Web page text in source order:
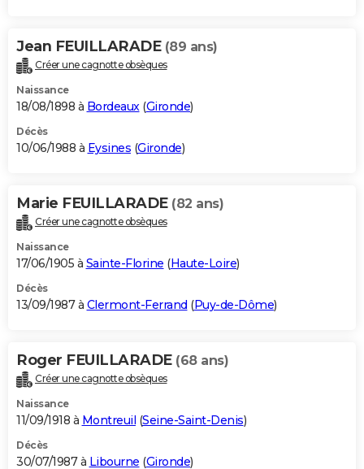
Jean FEUILLARADE (89 ans)
Créer une cagnotte obsèques
Naissance
18/08/1898 à Bordeaux(Gironde)
Décès
10/06/1988 à Eysines (Gironde)
Marie FEUILLARADE (82 ans)
Créer une cagnotte obsèques
Naissance
17/06/1905 à Sainte-Florine (Haute-Loire)
Décès
13/09/1987 à Clermont-Ferrand (Puy-de-Dôme)
Roger FEUILLARADE (68 ans)
Créer une cagnotte obsèques
Naissance
11/09/1918 à Montreuil (Seine-Saint-Denis)
Décès
30/07/1987 à Libourne (Gironde)